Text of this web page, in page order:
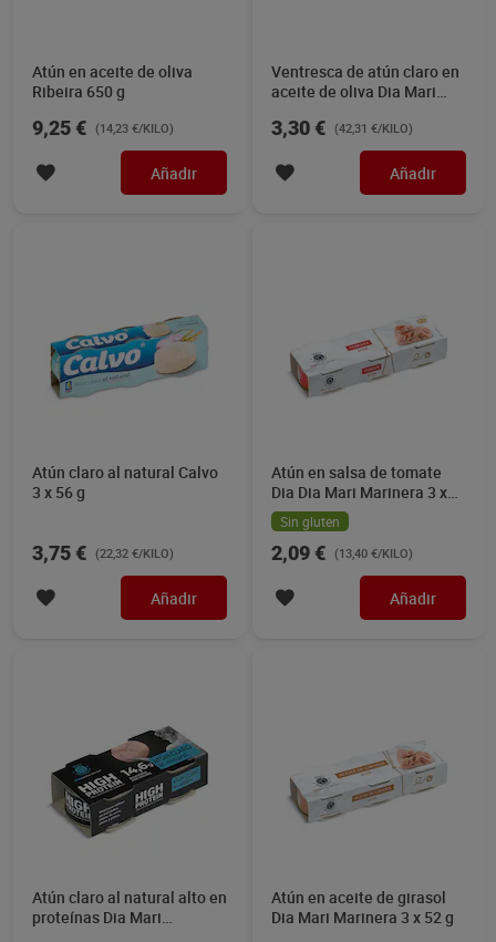
Atún en aceite de oliva
Ribeira 650 g
9,25 € (14,23 €/KILO)
Añadir
Ventresca de atún claro en
aceite de oliva Dia Mari
3,30 € (42,31 €/KILO)
Añadir
Atún claro al natural Calvo
3 x 56 g
3,75 € (22,32 €/KILO)
Añadir
Atún en salsa de tomate
Dia Dia Mari Marinera 3 x
52 g
Sin gluten
2,09 € (13,40 €/KILO)
Añadir
Atún claro al natural alto en
proteínas Dia Mari
Atún en aceite de girasol
Dia Mari Marinera 3 x 52 g